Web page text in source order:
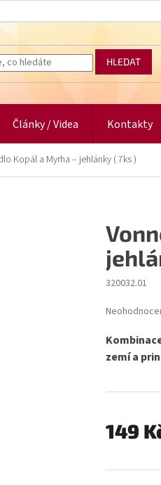
HLEDAT
Články / Videa Kontakty
Kopál a Myrha – jehlánky ( 7ks )
zemí a
149
320032.01
Průměrné
produktu
0,0
5